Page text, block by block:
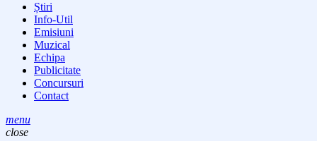
Știri
Info-Util
Emisiuni
Muzical
Echipa
Publicitate
Concursuri
Contact
menu
close